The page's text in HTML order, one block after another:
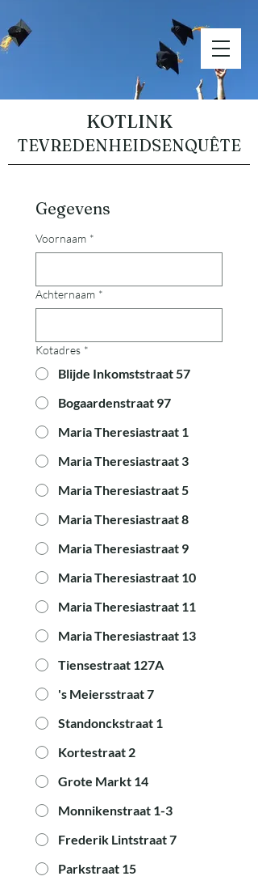
KOTLINK
TEVREDENHEIDSENQUÊTE
Gegevens
Voornaam *
Achternaam *
Kotadres *
Blijde Inkomststraat 57
Bogaardenstraat 97
Maria Theresiastraat 1
Maria Theresiastraat 3
Maria Theresiastraat 5
Maria Theresiastraat 8
Maria Theresiastraat 9
Maria Theresiastraat 10
Maria Theresiastraat 11
Maria Theresiastraat 13
Tiensestraat 127A
's Meiersstraat 7
Standonckstraat 1
Kortestraat 2
Grote Markt 14
Monnikenstraat 1-3
Frederik Lintstraat 7
Parkstraat 15